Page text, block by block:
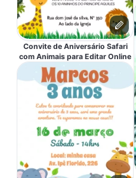
Convite de Aniversário Safari
com Animais para Editar Online